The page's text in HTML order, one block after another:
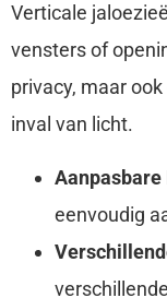
Verticale
vensters of
privacy, maar
inval van licht.
Aanpasbare
eenvoudig